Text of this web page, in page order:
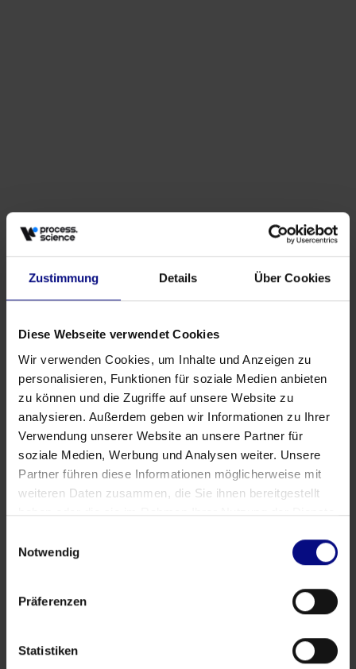
Zustimmung Details Über Cookies
Diese Webseite verwendet Cookies
Wir verwenden Cookies, um Inhalte und Anzeigen zu
personalisieren, Funktionen für soziale Medien anbieten
zu können und die Zugriffe auf unsere Website zu
analysieren. Außerdem geben wir Informationen zu Ihrer
Verwendung unserer Website an unsere Partner für
soziale Medien, Werbung und Analysen weiter. Unsere
Partner führen diese Informationen möglicherweise mit
weiteren Daten zusammen, die Sie ihnen bereitgestellt
haben oder die sie im Rahmen Ihrer Nutzung der Dienste
Notwendig
Präferenzen
Statistiken
Veranstaltungen
Warum der Einkauf mehr als Dashboards braucht
May 27, 2026vonBabette Schroth